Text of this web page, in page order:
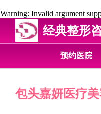
Warning: Invalid argument
经典整形
预约医院
包头嘉妍医疗